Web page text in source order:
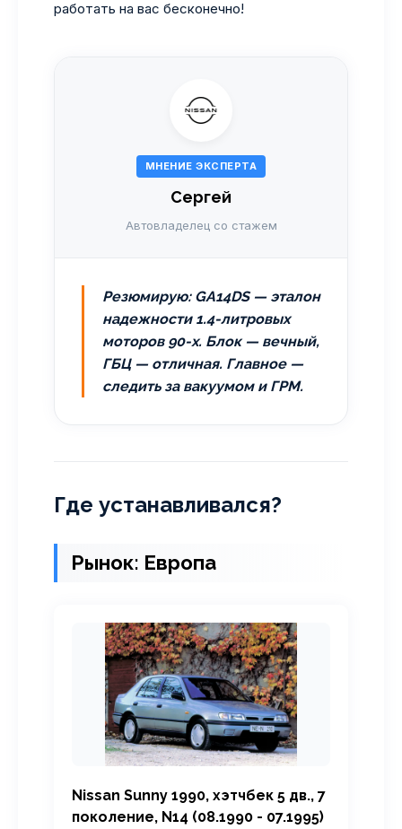
работать на вас бесконечно!
МНЕНИЕ ЭКСПЕРТА
Сергей
Автовладелец со стажем
Резюмирую: GA14DS — эталон
надежности 1.4-литровых
моторов 90-х. Блок — вечный,
ГБЦ — отличная. Главное —
следить за вакуумом и ГРМ.
Где устанавливался?
Рынок: Европа
Nissan Sunny 1990, хэтчбек 5 дв., 7
поколение, N14 (08.1990 - 07.1995)